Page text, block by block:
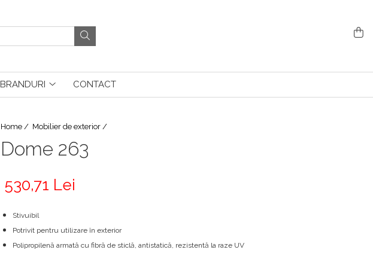
BRANDURI CONTACT
Home / Mobilier de exterior /
Dome 263
530,71 Lei
Stivuibil
Potrivit pentru utilizare în exterior
Polipropilenă armată cu fibră de sticlă, antistatică, rezistentă la raze UV